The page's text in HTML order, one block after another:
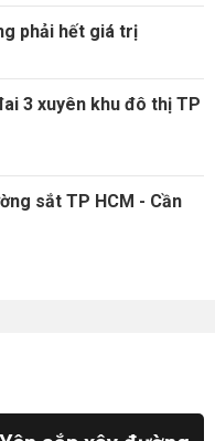
phải hết giá trị
3 xuyên khu đô thị TP
sắt TP HCM - Cần